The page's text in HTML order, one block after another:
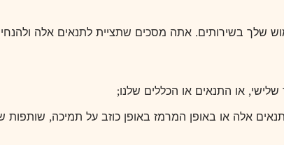
שלך בשירותים. אתה מסכים שתציית לתנאים אלה
או התנאים או הכללים שלנו;